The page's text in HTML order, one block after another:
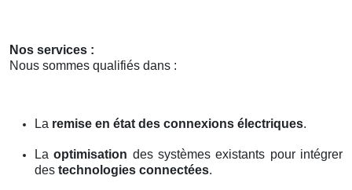
Nos services :
Nous sommes qualifiés dans :
La remise en état des connexions électriques.
Laoptimisation des systèmes existants pour intégrer
des technologies connectées.